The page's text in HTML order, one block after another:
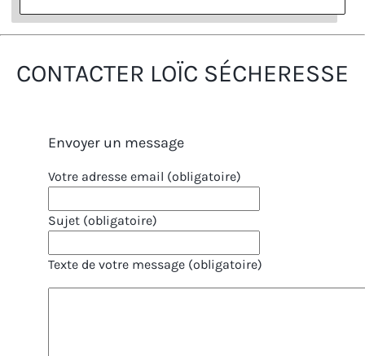
CONTACTER LOÏC SÉCHERESSE
Envoyer un message
Votre adresse email (obligatoire)
Sujet (obligatoire)
Texte de votre message (obligatoire)